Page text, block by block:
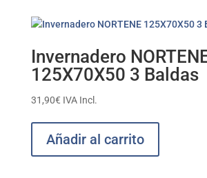
Invernadero
125X70X50 3 Baldas
31,90€ IVA Incl.
Añadir al carrito